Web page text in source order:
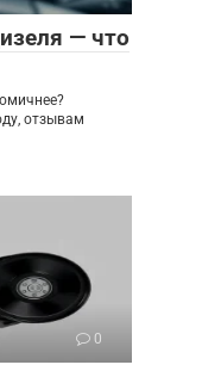
— что
отзывам
0